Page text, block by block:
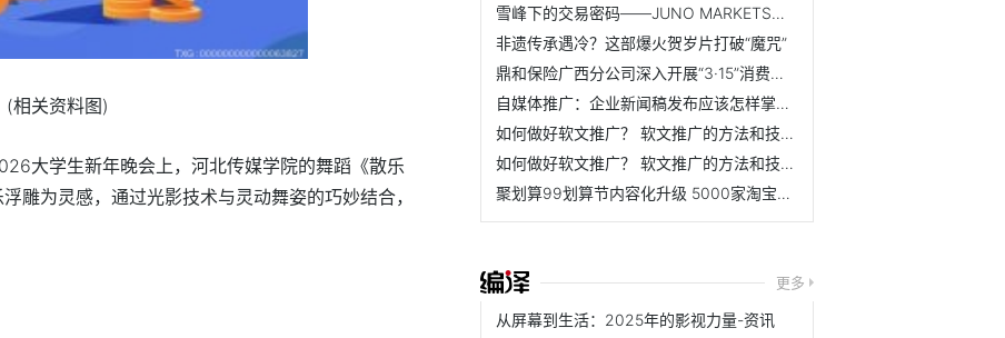
(相关资料图)
大学生新年晚会上，河北传媒学院的舞蹈《散乐
雕为灵感，通过光影技术与灵动舞姿的巧妙结合，
雪峰下的交易密码——JUNO MARKETS技术峰会乌鲁木齐站圆满结束
非遗传承遇冷？这部爆火贺岁片打破“魔咒”
鼎和保险广西分公司深入开展“3·15”消费者权益保护教育宣传...
自媒体推广：企业新闻稿发布应该怎样掌握节奏？ 怎么规划效...
如何做好软文推广？ 软文推广的方法和技巧是什么？
如何做好软文推广？ 软文推广的方法和技巧是什么？
聚划算99划算节内容化升级 5000家淘宝天猫品牌联动狂欢
更多
从屏幕到生活：2025年的影视力量-资讯